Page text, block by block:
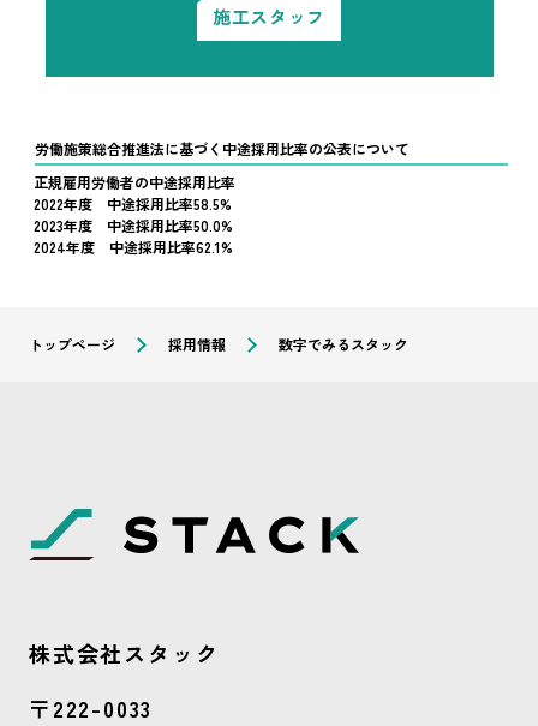
施工スタッフ
労働施策総合推進法に基づく中途採用比率の公表について
正規雇用労働者の中途採用比率
2022年度 中途採用比率58.5%
2023年度 中途採用比率50.0%
2024年度 中途採用比率62.1%
トップページ 採用情報 数字でみるスタック
株式会社スタック
〒222-0033